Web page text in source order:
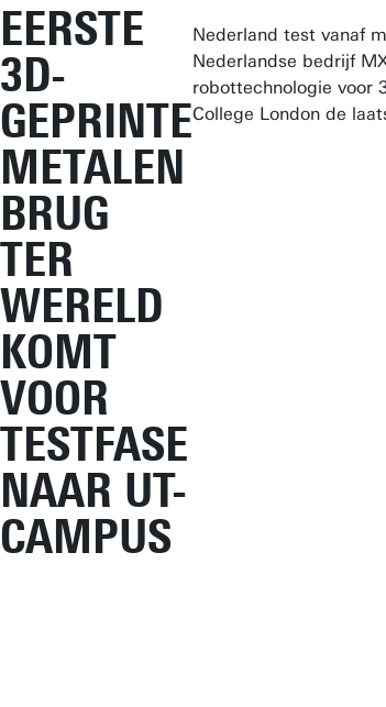
EERSTE
3D-
GEPRINTE
METALEN
BRUG
TER
WERELD
KOMT
VOOR
TESTFASE
NAAR UT-
CAMPUS
Nederland test vanaf
Nederlandse bedrijf
robottechnologie voor
College London de